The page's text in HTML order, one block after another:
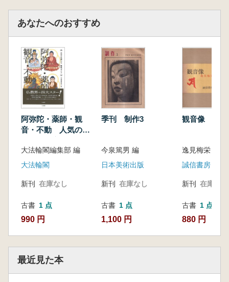
あなたへのおすすめ
阿弥陀・薬師・観
音・不動 人気の仏
大法輪閣編集部 編
大法輪閣
新刊 在庫なし
古書 1 点
990 円
季刊 制作3
今泉篤男 編
日本美術出版
新刊 在庫なし
古書 1 点
1,100 円
観音像
逸見梅栄 著
誠信書房
新刊 在庫なし
古書 1 点
880 円
最近見た本